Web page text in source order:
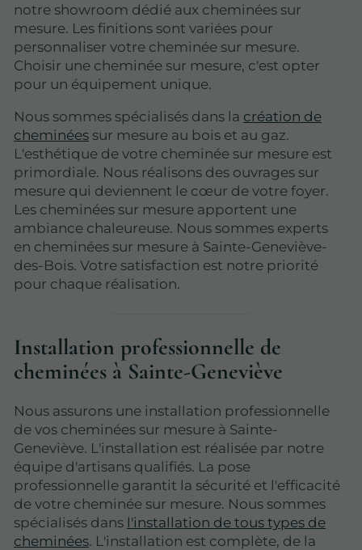
notre showroom dédié aux cheminées sur
mesure. Les finitions sont variées pour
personnaliser votre cheminée sur mesure.
Choisir une cheminée sur mesure, c'est opter
pour un équipement unique.
Nous sommes spécialisés dans la création de
cheminées sur mesure au bois et au gaz.
L'esthétique de votre cheminée sur mesure est
primordiale. Nous réalisons des ouvrages sur
mesure qui deviennent le cœur de votre foyer.
Les cheminées sur mesure apportent une
ambiance chaleureuse. Nous sommes experts
en cheminées sur mesure à Sainte-Geneviève-
des-Bois. Votre satisfaction est notre priorité
pour chaque réalisation.
Installation professionnelle de
cheminées à Sainte-Geneviève
Nous assurons une installation professionnelle
de vos cheminées sur mesure à Sainte-
Geneviève. L'installation est réalisée par notre
équipe d'artisans qualifiés. La pose
professionnelle garantit la sécurité et l'efficacité
de votre cheminée sur mesure. Nous sommes
spécialisés dans l'installation de tous types de
cheminées. L'installation est complète, de la